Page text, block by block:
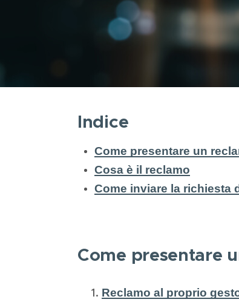
Indice
Come presentare un
Cosa è il reclamo
Come inviare la richiesta
Come presentare
Reclamo al proprio